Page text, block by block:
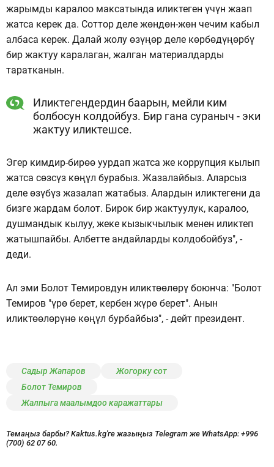
жарымды каралоо максатында иликтеген үчүн жаап
жатса керек да. Соттор деле жөндөн-жөн чечим кабыл
албаса керек. Далай жолу өзүңөр деле көрбөдүңөрбү
бир жактуу каралаган, жалган материалдарды
таратканын.
Иликтегендердин баарын, мейли ким
болбосун колдойбуз. Бир гана сураныч - эки
жактуу иликтешсе.
Эгер кимдир-бирөө уурдап жатса же коррупция кылып
жатса сөзсүз көңүл бурабыз. Жазалайбыз. Аларсыз
деле өзүбүз жазалап жатабыз. Алардын иликтегени да
бизге жардам болот. Бирок бир жактуулук, каралоо,
душмандык кылуу, жеке кызыкчылык менен иликтеп
жатышпайбы. Албетте андайларды колдобойбуз", -
деди.
Ал эми Болот Темировдун иликтөөлөрү боюнча: "Болот
Темиров "үрө берет, кербен жүрө берет". Анын
иликтөөлөрүнө көңүл бурбайбыз", - дейт президент.
Садыр Жапаров
Жогорку сот
Болот Темиров
Жалпыга маалымдоо каражаттары
Темаңыз барбы? Kaktus.kg'ге жазыңыз Telegram же WhatsApp: +996
(700) 62 07 60.